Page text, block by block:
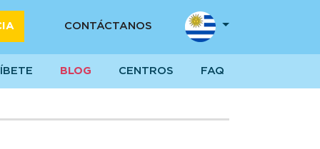
CONTÁCTANOS
BLOG CENTROS FAQ